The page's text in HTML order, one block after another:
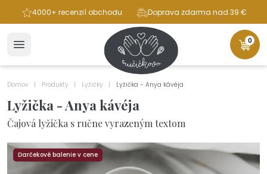
4000+ recenzií obchodu Doprava zdarma nad 39 €
0
Domov Produkty Lyžičky Lyžička - Anya kávéja
Lyžička - Anya kávéja
Čajová lyžička s ručne vyrazeným textom
Darčekové balenie v cene